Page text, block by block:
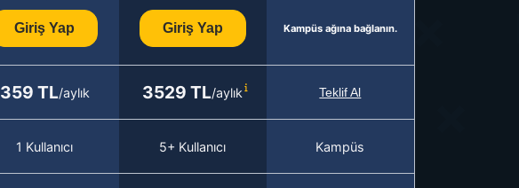
Giriş Yap Giriş Yap Kampüs ağına bağlanın.
359 TL/aylık 3529 TL/aylık Teklif Al
1 Kullanıcı 5+ Kullanıcı Kampüs